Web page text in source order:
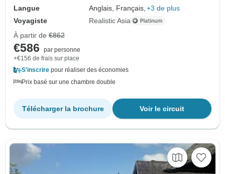
Langue
Anglais, Français, +3 de plus
Voyagiste
Realistic Asia
À partir de €862
€586
par personne
+€156 de frais sur place
S'inscrire pour réaliser des économies
Prix basé sur une chambre double
Voir le circuit
Télécharger la brochure